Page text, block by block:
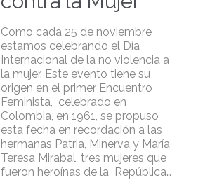
Como cada 25 de noviembre
estamos celebrando el Día
Internacional de la no violencia a
la mujer. Este evento tiene su
origen en el primer Encuentro
Feminista, celebrado en
Colombia, en 1961, se propuso
esta fecha en recordación a las
hermanas Patria, Minerva y María
Teresa Mirabal, tres mujeres que
fueron heroínas de la República…